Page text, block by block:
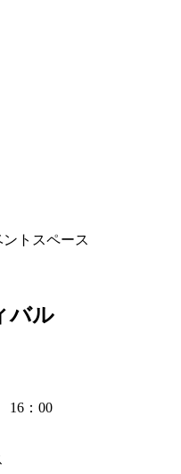
トスペース
バル
：00